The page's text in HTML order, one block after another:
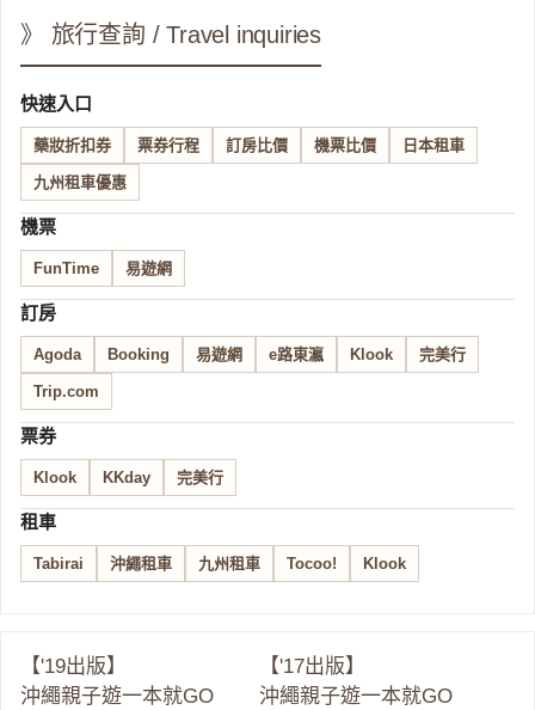
》 旅行查詢 / Travel inquiries
快速入口
藥妝折扣券 票券行程 訂房比價 機票比價 日本租車
九州租車優惠
機票
FunTime 易遊網
訂房
Agoda Booking 易遊網 e路東瀛 Klook 完美行
Trip.com
票券
Klook KKday 完美行
租車
Tabirai 沖繩租車 九州租車 Tocoo! Klook
【'19出版】
沖繩親子遊一本就GO
【'17出版】
沖繩親子遊一本就GO